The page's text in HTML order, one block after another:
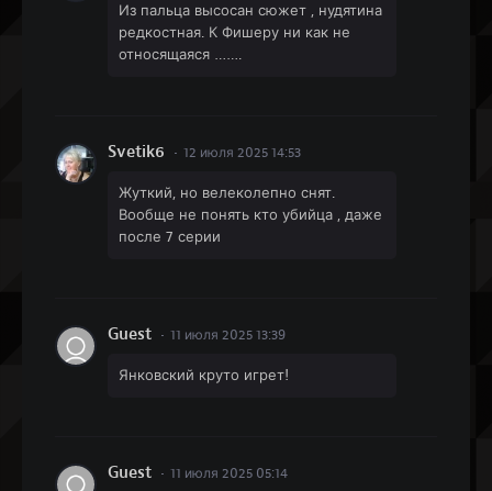
Из пальца высосан сюжет , нудятина
редкостная. К Фишеру ни как не
относящаяся …….
Svetik6 12 июля 2025 14:53
Жуткий, но велеколепно снят.
Вообще не понять кто убийца , даже
после 7 серии
Guest 11 июля 2025 13:39
Янковский круто игрет!
Guest 11 июля 2025 05:14